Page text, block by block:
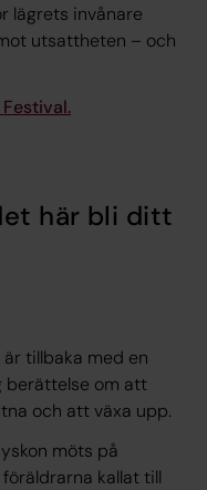
lägrets invånare
utsattheten – och
här bli ditt
tillbaka med en
berättelse om att
och att växa upp.
möts på
kallat till